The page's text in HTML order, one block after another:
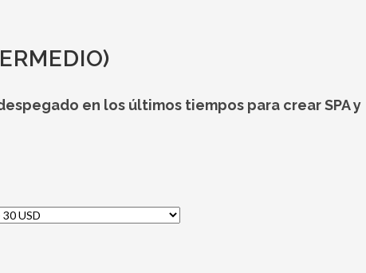
en los últimos tiempos para crear SPA y